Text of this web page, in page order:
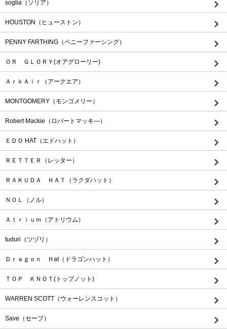
soglia（ソリア）
HOUSTON（ヒューストン）
PENNY FARTHING（ペニーファーシング）
ＯＲ ＧＬＯＲＹ(オアグローリー)
ＡｒｋＡｉｒ（アークエア）
MONTGOMERY（モンゴメリー）
Robert Mackie（ロバートマッキ―）
ＥＤＯ HAT（エドハット）
ＲＥＴＴＥＲ（レッター）
ＲＡＫＵＤＡ ＨＡＴ（ラクダハット）
ＮＯＬ（ノル）
Ａｔｒｉｕｍ（アトリウム）
tuduri（ツヅリ）
Ｄｒａｇｏｎ Ｈat（ドラゴンハット）
ＴＯＰ ＫＮＯＴ(トップノット)
WARREN SCOTT（ウォーレンスコット）
Save（セーブ）